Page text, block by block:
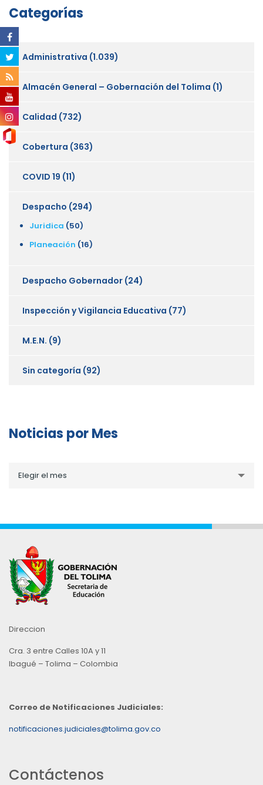
Categorías
Administrativa (1.039)
Almacén General – Gobernación del Tolima (1)
Calidad (732)
Cobertura (363)
COVID 19 (11)
Despacho (294)
Juridica (50)
Planeación (16)
Despacho Gobernador (24)
Inspección y Vigilancia Educativa (77)
M.E.N. (9)
Sin categoría (92)
Noticias por Mes
porElegir el mes
Direccion
Cra. 3 entre Calles 10A y 11
Ibagué – Tolima – Colombia
Correo de Notificaciones Judiciales:
notificaciones.judiciales@tolima.gov.co
Contáctenos